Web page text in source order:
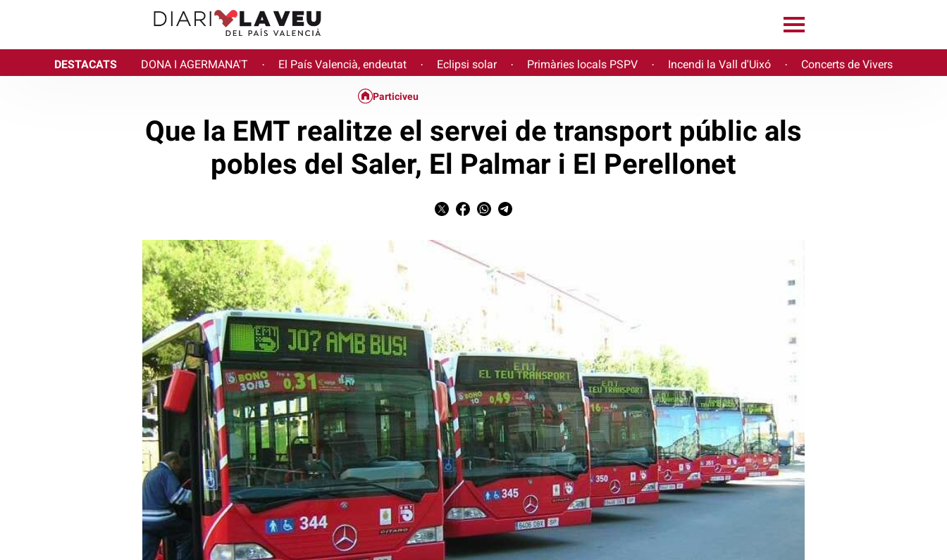
DESTACATS DONA I AGERMANA'T · El País Valencià, endeutat · Eclipsi solar · Primàries locals PSPV · Incendi la Vall d'Uixó · Concerts de Vivers
Particiveu
Que la EMT realitze el servei de transport públic als
pobles del Saler, El Palmar i El Perellonet